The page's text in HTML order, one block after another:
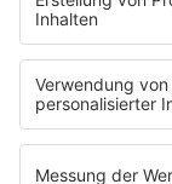
Streams
Album der Woche
News
Highlights
Charts